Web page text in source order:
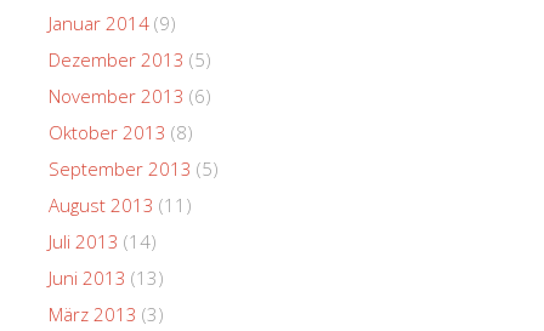
Januar 2014 (9)
Dezember 2013 (5)
November 2013 (6)
Oktober 2013 (8)
September 2013 (5)
August 2013 (11)
Juli 2013 (14)
Juni 2013 (13)
März 2013 (3)